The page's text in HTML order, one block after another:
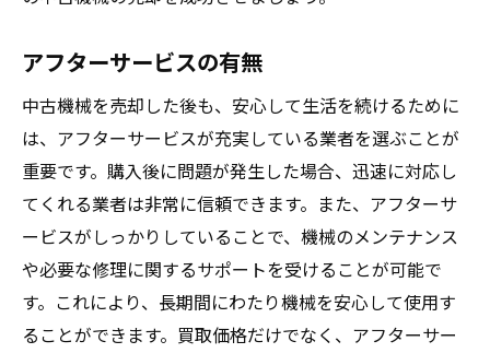
アフターサービスの有無
中古機械を売却した後も、安心して生活を続けるために
は、アフターサービスが充実している業者を選ぶことが
重要です。購入後に問題が発生した場合、迅速に対応し
てくれる業者は非常に信頼できます。また、アフターサ
ービスがしっかりしていることで、機械のメンテナンス
や必要な修理に関するサポートを受けることが可能で
す。これにより、長期間にわたり機械を安心して使用す
ることができます。買取価格だけでなく、アフターサー